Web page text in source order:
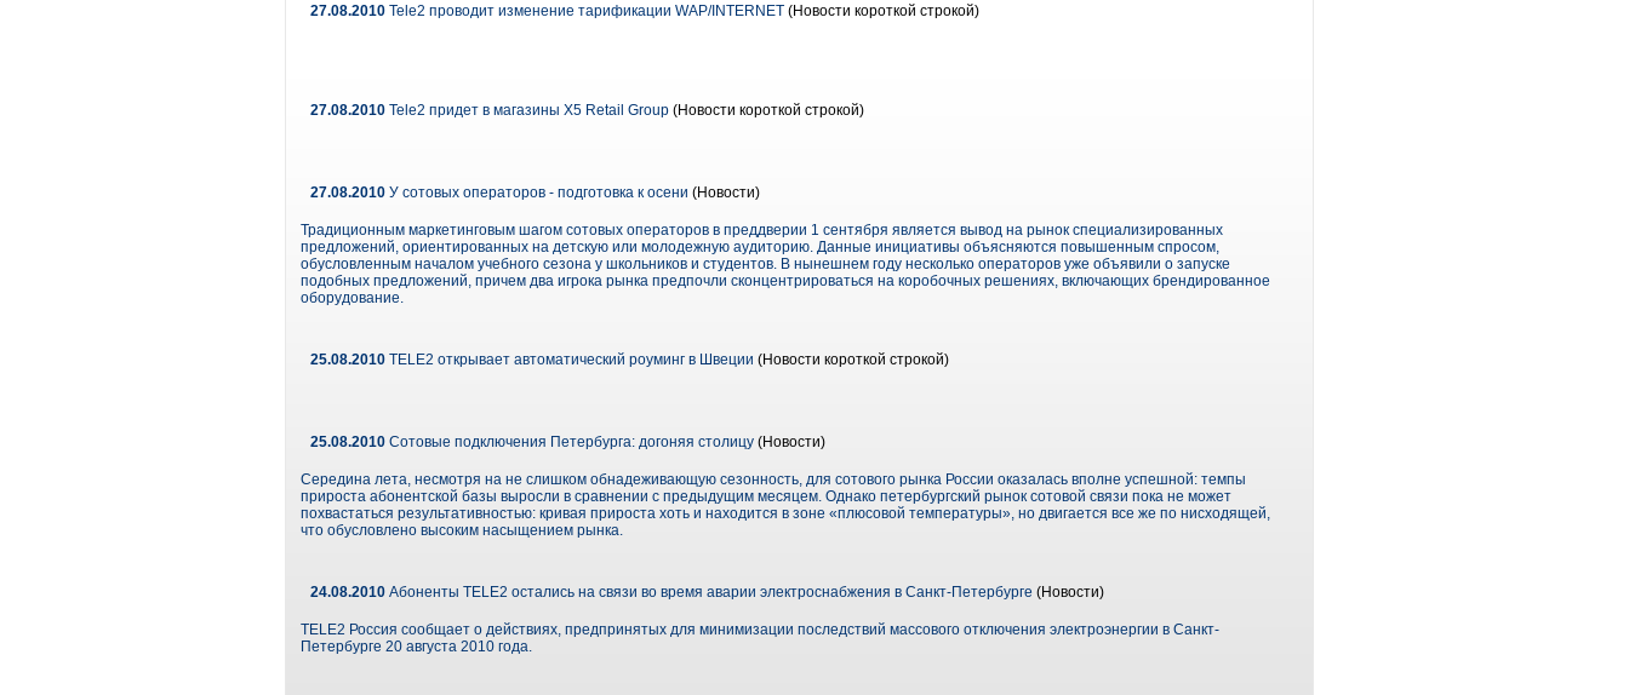
27.08.2010 Tele2 проводит изменение тарификации WAP/INTERNET (Новости короткой строкой)
27.08.2010 Tele2 придет в магазины X5 Retail Group (Новости короткой строкой)
27.08.2010 У сотовых операторов - подготовка к осени (Новости)
Традиционным маркетинговым шагом сотовых операторов в преддверии 1 сентября является вывод на рынок специализированных
предложений, ориентированных на детскую или молодежную аудиторию. Данные инициативы объясняются повышенным спросом,
обусловленным началом учебного сезона у школьников и студентов. В нынешнем году несколько операторов уже объявили о запуске
подобных предложений, причем два игрока рынка предпочли сконцентрироваться на коробочных решениях, включающих брендированное
оборудование.
25.08.2010 TELE2 открывает автоматический роуминг в Швеции (Новости короткой строкой)
25.08.2010 Сотовые подключения Петербурга: догоняя столицу (Новости)
Середина лета, несмотря на не слишком обнадеживающую сезонность, для сотового рынка России оказалась вполне успешной: темпы
прироста абонентской базы выросли в сравнении с предыдущим месяцем. Однако петербургский рынок сотовой связи пока не может
похвастаться результативностью: кривая прироста хоть и находится в зоне «плюсовой температуры», но двигается все же по нисходящей,
что обусловлено высоким насыщением рынка.
24.08.2010 Абоненты TELE2 остались на связи во время аварии электроснабжения в Санкт-Петербурге (Новости)
TELE2 Россия сообщает о действиях, предпринятых для минимизации последствий массового отключения электроэнергии в Санкт-
Петербурге 20 августа 2010 года.